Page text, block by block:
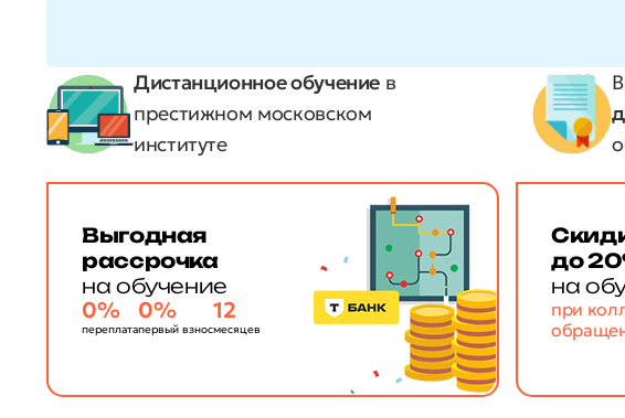
Дистанционное обучение в
престижном московском
институте
Выгодная
рассрочка
на обучение
0%
переплата
0%
первый взнос
12
месяцев
до
на
при